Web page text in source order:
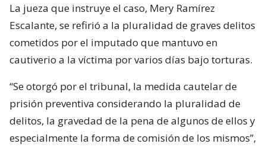
La jueza que instruye el caso, Mery Ramírez
Escalante, se refirió a la pluralidad de graves delitos
cometidos por el imputado que mantuvo en
cautiverio a la víctima por varios días bajo torturas.
“Se otorgó por el tribunal, la medida cautelar de
prisión preventiva considerando la pluralidad de
delitos, la gravedad de la pena de algunos de ellos y
especialmente la forma de comisión de los mismos”,